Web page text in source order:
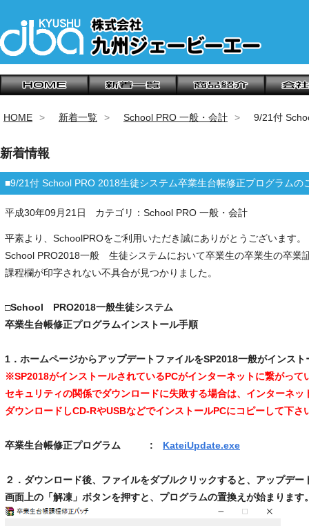
HOME 新着一覧 School PRO 一般・会計 9/21付
新着情報
■9/21付 School PRO 2018生徒システム卒業生台帳修正プログラムの
平成30年09月21日 カテゴリ：School PRO 一般・会計
平素より、SchoolPROをご利用いただき誠にありがとうございます。
School PRO2018一般 生徒システムにおいて卒業生の卒業生の卒業
課程欄が印字されない不具合が見つかりました。
□School PRO2018一般生徒システム
卒業生台帳修正プログラムインストール手順
1．ホームページからアップデートファイルをSP2018一般がインス
※SP2018がインストールされているPCがインターネットに繋がって
セキュリティの関係でダウンロードに失敗する場合は、インターネッ
ダウンロードしCD-RやUSBなどでインストールPCにコピーして下さ
卒業生台帳修正プログラム : KateiUpdate.exe
２．ダウンロード後、ファイルをダブルクリックすると、アップデ
画面上の「解凍」ボタンを押すと、プログラムの置換えが始まります